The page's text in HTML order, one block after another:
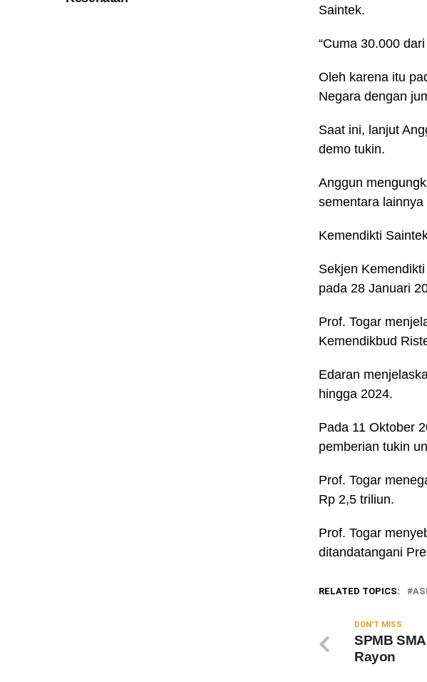
Saintek.
“Cuma 30.000
Oleh karena itu
Negara dengan
Saat ini, lanjut
demo tukin.
Anggun
sementara
Kemendikti
Sekjen
pada 28 Januari
Prof. Togar
Kemendikbud
Edaran
hingga 2024.
Pada 11 Oktober
pemberian tukin
Prof. Togar
Rp 2,5 triliun.
Prof. Togar
ditandatangani
RELATED TOPICS:
DON'T MISS
SPMB
Rayon